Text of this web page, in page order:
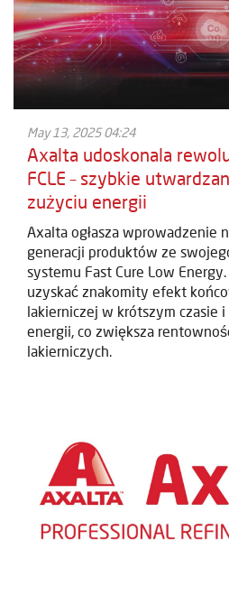
May 13, 2025 04:24
Axalta udoskonala
FCLE – szybkie
zużyciu energii
Axalta ogłasza wprowadzenie
generacji produktów ze
systemu Fast Cure Low
uzyskać znakomity efekt
lakierniczej w krótszym czasie
energii, co zwiększa
lakierniczych.